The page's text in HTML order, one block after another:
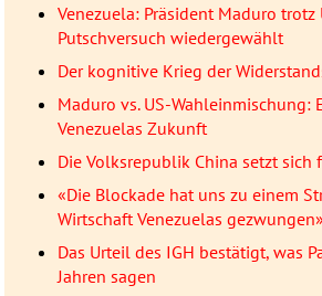
Venezuela: Präsident Maduro
Putschversuch wiedergewählt
Der kognitive Krieg der
Maduro vs. US-Wahleinmischung:
Venezuelas Zukunft
Die Volksrepublik China setzt sich
«Die Blockade hat uns zu einem
Wirtschaft Venezuelas gezwungen»
Das Urteil des IGH bestätigt, was
Jahren sagen